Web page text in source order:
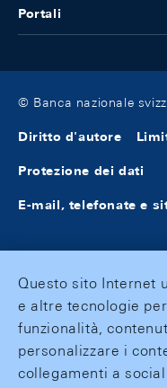
Portali
© Banca nazionale
Diritto d'autore
Protezione dei dati
E-mail, telefonate e
Questo sito Internet
e altre tecnologie
funzionalità,
personalizzare i
collegamenti a